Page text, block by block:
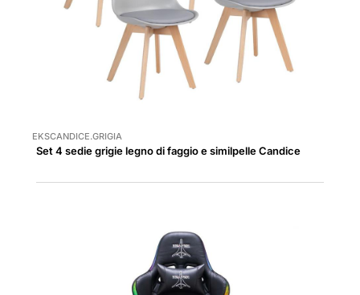
EKSCANDICE.GRIGIA
Set 4 sedie grigie legno di faggio e similpelle Candice